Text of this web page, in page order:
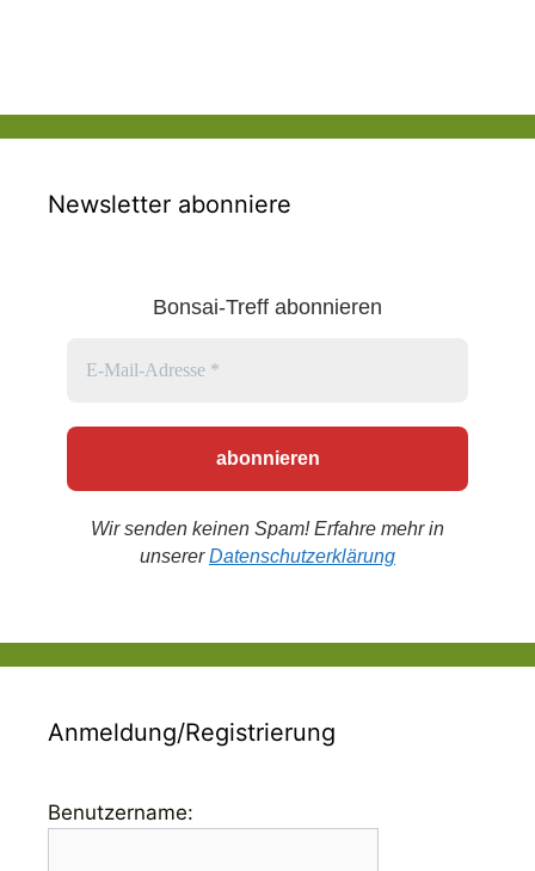
Newsletter abonniere
Bonsai-Treff abonnieren
Wir senden keinen Spam! Erfahre mehr in
unsererDatenschutzerklärung
Anmeldung/Registrierung
Benutzername: